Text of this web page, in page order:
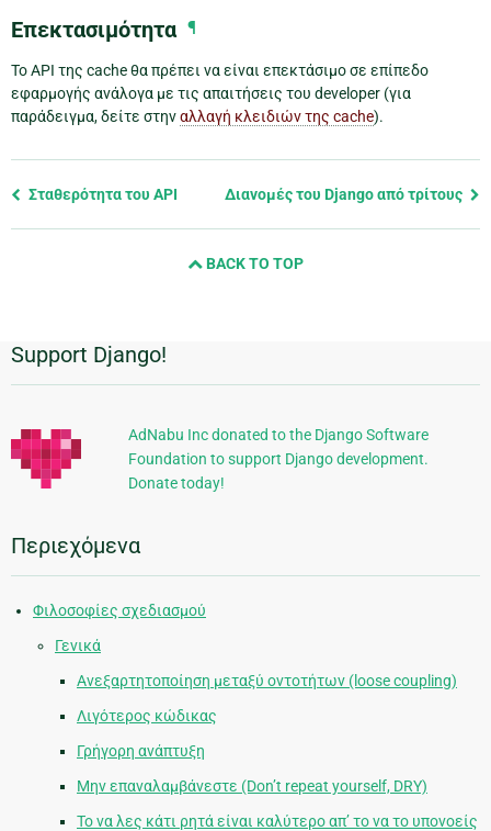
Επεκτασιμότητα ¶
Το API της cache θα πρέπει να είναι επεκτάσιμο σε επίπεδο
εφαρμογής ανάλογα με τις απαιτήσεις του developer (για
παράδειγμα, δείτε στηναλλαγή κλειδιών της cache).
Previous
Σταθερότητα του API Διανομές του Django από τρίτους
BACK TO TOP
Πρόσθετες
πληροφορίες
Support Django!
AdNabu Inc donated to the Django Software
Foundation to support Django development.
Donate today!
Περιεχόμενα
Φιλοσοφίες σχεδιασμού
Γενικά
Ανεξαρτητοποίηση μεταξύ οντοτήτων (loose coupling)
Λιγότερος κώδικας
Γρήγορη ανάπτυξη
Μην επαναλαμβάνεστε (Don’t repeat yourself, DRY)
Το να λες κάτι ρητά είναι καλύτερο απ’ το να το υπονοείς